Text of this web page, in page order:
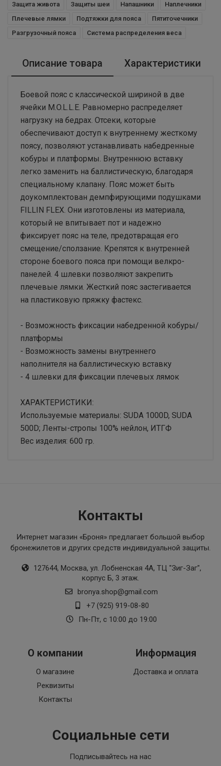
Защита живота
Защиты шеи Напашники
Наплечники
Плечевые лямки
Подтяжки для пояса
Пятиточечники
Разгрузочный пояса
Система распределения веса
Описание товара Характеристики
Боевой пояс с классической шириной в две
ячейки M.O.L.L.E. Равномерно распределяет
нагрузку на бедрах. Отсеки, которые
обеспечивают доступ к внутреннему жесткому
поясу, позволяют устанавливать набедренные
кобуры и платформы. Внутреннюю вставку
легко заменить на баллистическую, благодаря
специальному клапану. Пояс может быть
доукомплектован демпфирующими подушками
FILLIN FLEX. Они изготовлены из материала,
который не впитывает пот и надежно
фиксирует пояс на теле, предотвращая его
смещение/сползание. Крепятся к внутренней
стороне боевого пояса при помощи велкро-
панелей. 4 шлевки позволяют закрепить
плечевые лямки. Жесткий пояс застегивается
на пластиковую пряжку фастекс.
- Возможность фиксации набедренной кобуры/
платформы
- Возможность замены внутреннего
наполнителя на баллистическую вставку
- 4 шлевки для фиксации плечевых лямок
ХАРАКТЕРИСТИКИ:
Используемые материалы: SUDA 1000D, SUDA
500D; Ленты-стропы 100% нейлон, ИТГФ
Вес изделия: 600 гр.
Контакты
Интернет магазин «Броня» предлагает большой выбор
бронежилетов и других средств индивидуальной защиты.
127644, Москва, ул. Лобненская 4А, ТЦ "Зиг-Заг",
корпус Б, 3 этаж.
bronya.shop@gmail.com
+7 (925) 919-08-80
Пн-Пт, с 10:00 до 19:00
О компании
О магазине
Реквизиты
Контакты
Информация
Доставка и оплата
Социальные сети
Подписывайтесь на нас